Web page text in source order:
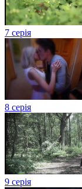
7 серія
8 серія
9 серія